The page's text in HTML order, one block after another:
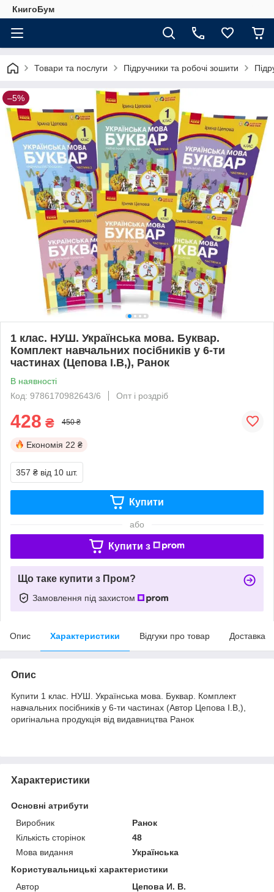
КнигоБум
Товари та послуги Підручники та робочі зошити
–5%
1 клас. НУШ. Українська мова. Буквар.
Комплект навчальних посібників у 6-ти
частинах (Цепова І.В,), Ранок
В наявності
Код: 9786170982643/6
Опт і роздріб
428 ₴ 450 ₴
Економія 22 ₴
357 ₴ від 10 шт.
Купити
або
Купити з
Що таке купити з Пром?
Замовлення під захистом
Опис Характеристики Відгуки про товар Доставка
Опис
Купити 1 клас. НУШ. Українська мова. Буквар. Комплект
навчальних посібників у 6-ти частинах (Автор Цепова І.В,),
оригінальна продукція від видавництва Ранок
Характеристики
Основні атрибути
Виробник
Ранок
Кількість сторінок
48
Мова видання
Українська
Користувальницькі характеристики
Автор
Цепова И. В.